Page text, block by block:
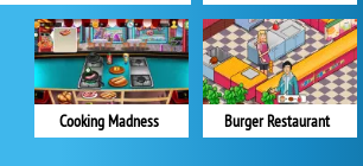
Burger Restaurant
Cooking Madness